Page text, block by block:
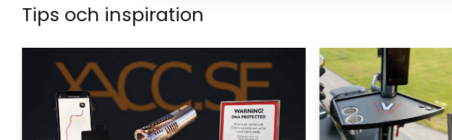
Tips och inspiration